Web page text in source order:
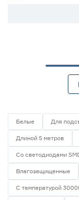
Белые Для
Длиной 5 метров
Со светодиодами
Влагозащищенные
С температурой